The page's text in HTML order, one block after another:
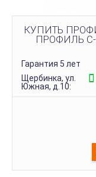
КУПИТЬ
ПРОФИЛЬ С-
Гарантия 5 лет
Щербинка, ул.
Южная, д.10: